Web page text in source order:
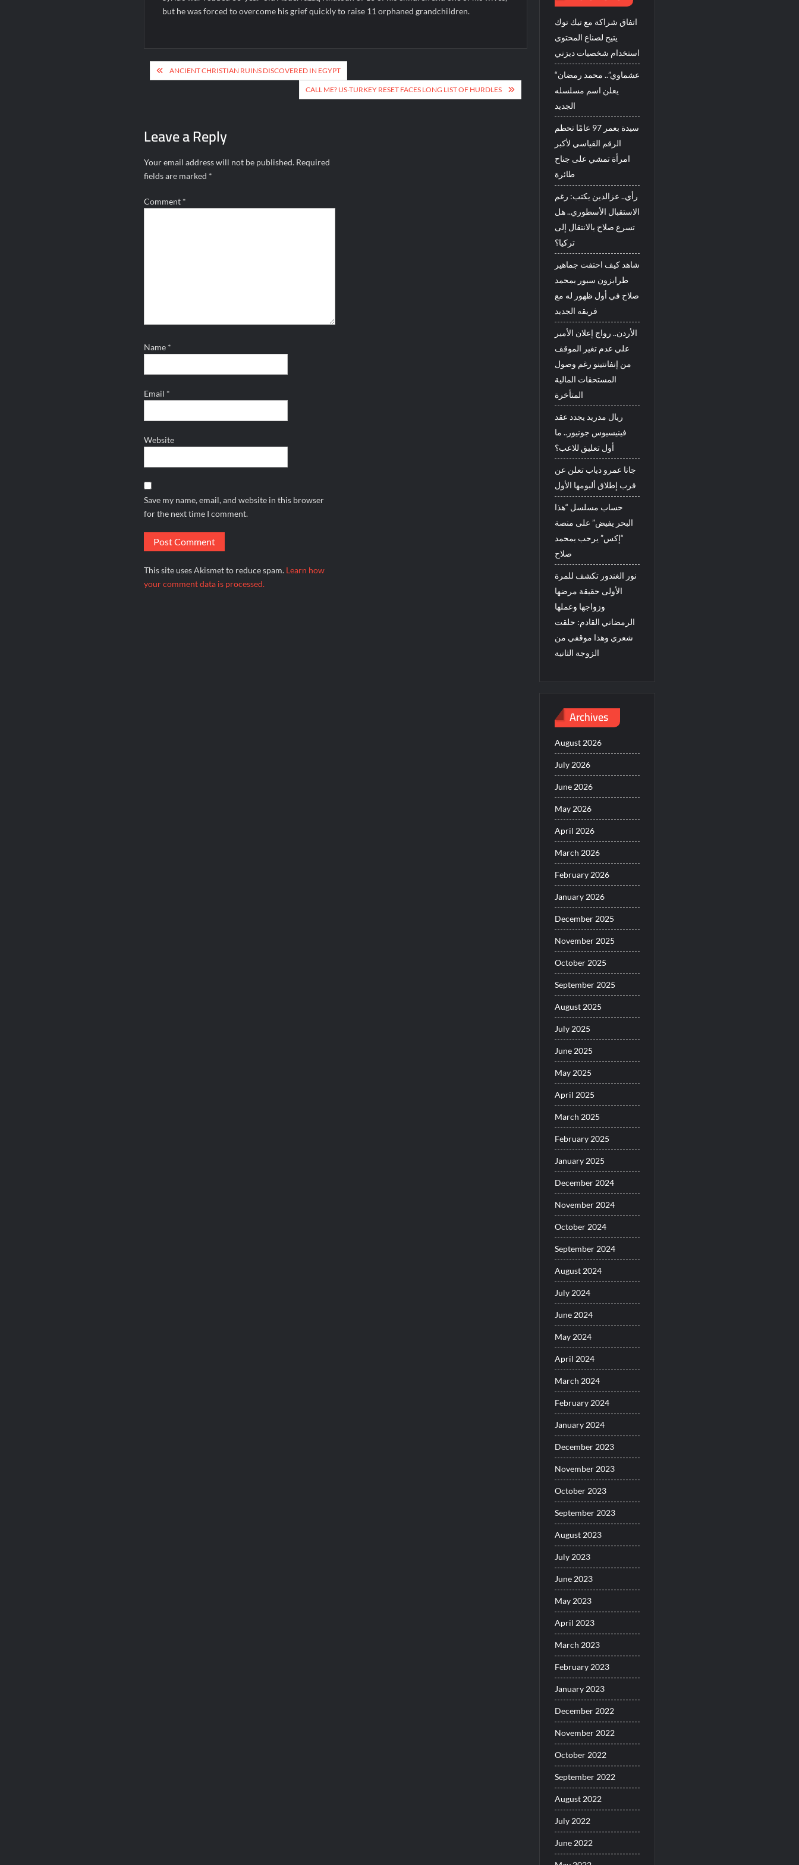
but he was forced to overcome his grief quickly to raise 11 orphaned grandchildren.
Post
navigation
ANCIENT CHRISTIAN RUINS DISCOVERED IN EGYPT
CALL ME? US-TURKEY RESET FACES LONG LIST OF HURDLES
Leave a Reply
Your email address will not be published. Required
fields are marked *
Comment *
Name *
Email *
Website
Save my name, email, and website in this browser
for the next time I comment.
This site uses Akismet to reduce spam. Learn how
your comment data is processed.
اتفاق شراكة مع تيك توك
يتيح لصناع المحتوى
استخدام شخصيات ديزني
“عشماوي”.. محمد رمضان
يعلن اسم مسلسله
الجديد
سيدة بعمر 97 عامًا تحطم
الرقم القياسي لأكبر
امرأة تمشي على جناح
طائرة
رأي.. عزالدين يكتب: رغم
الاستقبال الأسطوري.. هل
تسرع صلاح بالانتقال إلى
تركيا؟
شاهد كيف احتفت جماهير
طرابزون سبور بمحمد
صلاح في أول ظهور له مع
فريقه الجديد
الأردن.. رواج إعلان الأمير
علي عدم تغير الموقف
من إنفانتينو رغم وصول
المستحقات المالية
المتأخرة
ريال مدريد يجدد عقد
فينيسيوس جونيور.. ما
أول تعليق للاعب؟
جانا عمرو دياب تعلن عن
قرب إطلاق ألبومها الأول
حساب مسلسل “هذا
البحر يفيض” على منصة
“إكس” يرحب بمحمد
صلاح
نور الغندور تكشف للمرة
الأولى حقيقة مرضها
وزواجها وعملها
الرمضاني القادم: حلقت
شعري وهذا موقفي من
الزوجة الثانية
Archives
August 2026
July 2026
June 2026
May 2026
April 2026
March 2026
February 2026
January 2026
December 2025
November 2025
October 2025
September 2025
August 2025
July 2025
June 2025
May 2025
April 2025
March 2025
February 2025
January 2025
December 2024
November 2024
October 2024
September 2024
August 2024
July 2024
June 2024
May 2024
April 2024
March 2024
February 2024
January 2024
December 2023
November 2023
October 2023
September 2023
August 2023
July 2023
June 2023
May 2023
April 2023
March 2023
February 2023
January 2023
December 2022
November 2022
October 2022
September 2022
August 2022
July 2022
June 2022